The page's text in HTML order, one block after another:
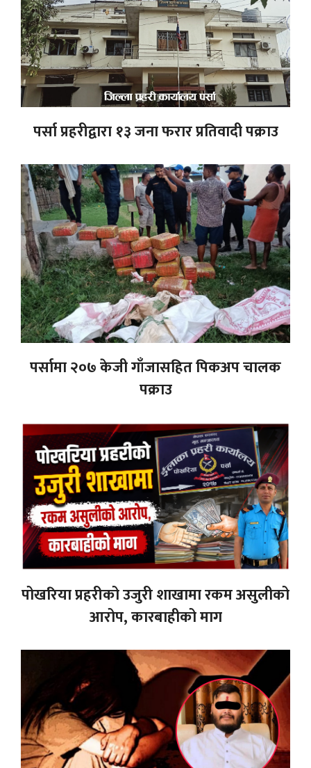
पर्सा प्रहरीद्वारा १३ जना फरार प्रतिवादी पक्राउ
पर्सामा २०७ केजी गाँजासहित पिकअप चालक
पक्राउ
पोखरिया प्रहरीको उजुरी शाखामा रकम असुलीको
आरोप, कारबाहीको माग